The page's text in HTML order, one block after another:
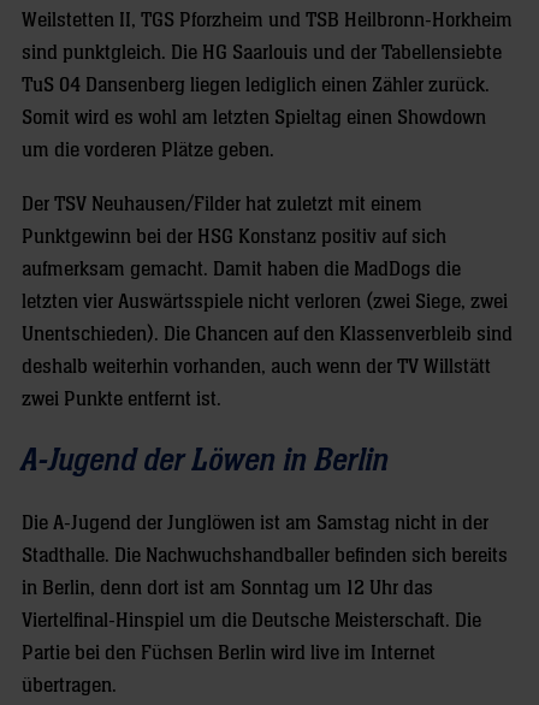
Weilstetten II, TGS Pforzheim und TSB Heilbronn-Horkheim
sind punktgleich. Die HG Saarlouis und der Tabellensiebte
TuS 04 Dansenberg liegen lediglich einen Zähler zurück.
Somit wird es wohl am letzten Spieltag einen Showdown
um die vorderen Plätze geben.
Der TSV Neuhausen/Filder hat zuletzt mit einem
Punktgewinn bei der HSG Konstanz positiv auf sich
aufmerksam gemacht. Damit haben die MadDogs die
letzten vier Auswärtsspiele nicht verloren (zwei Siege, zwei
Unentschieden). Die Chancen auf den Klassenverbleib sind
deshalb weiterhin vorhanden, auch wenn der TV Willstätt
zwei Punkte entfernt ist.
A-Jugend der Löwen in Berlin
Die A-Jugend der Junglöwen ist am Samstag nicht in der
Stadthalle. Die Nachwuchshandballer befinden sich bereits
in Berlin, denn dort ist am Sonntag um 12 Uhr das
Viertelfinal-Hinspiel um die Deutsche Meisterschaft. Die
Partie bei den Füchsen Berlin wird live im Internet
übertragen.